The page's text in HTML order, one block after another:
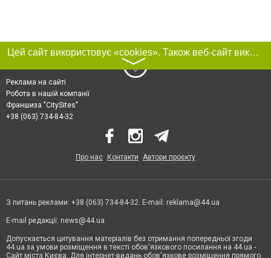
Цей сайт використовує «cookies». Також веб-сайт використовує інтернет-сервіс для збору технічних даних стосовно відвідувачів з метою отримання маркетингової та статистичної інформації. Умови обробки даних відвідувачів сайту див.
〉
Реклама на сайті
Робота в нашій компанії
Франшиза "CitySites"
+38 (063) 734-84-32
Про нас Контакти Автори проєкту
З питань реклами: +38 (063) 734-84-32. E-mail: reklama@44.ua
E-mail редакції: news@44.ua
Допускається цитування матеріалів без отримання попередньої згоди
44.ua за умови розміщення в тексті обов'язкового посилання на 44.ua -
Сайт міста Києва. Для інтернет-видань обов'язкове розміщення прямого,